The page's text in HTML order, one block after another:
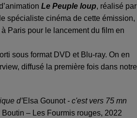
Le Peuple loup, réalisé par
spécialiste cinéma de cette émission,
à Paris pour le lancement du film en
sous format DVD et Blu-ray. On en
diffusé la première fois dans notre
d’Elsa Gounot- c'est vers 75 mn
– Les Fourmis rouges, 2022